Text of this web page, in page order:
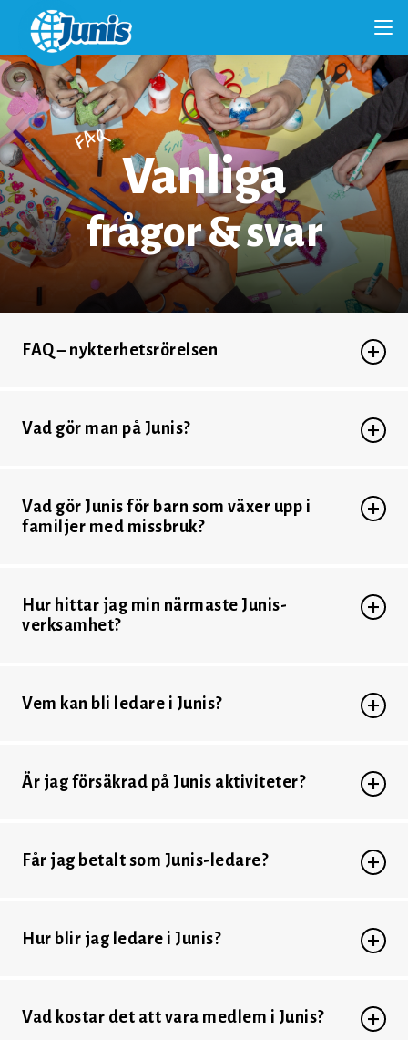
FAQ
Vanliga
frågor & svar
FAQ – nykterhetsrörelsen
Vad gör man på Junis?
Vad gör Junis för barn som växer upp i
familjer med missbruk?
Hur hittar jag min närmaste Junis-
verksamhet?
Vem kan bli ledare i Junis?
Är jag försäkrad på Junis aktiviteter?
Får jag betalt som Junis-ledare?
Hur blir jag ledare i Junis?
Vad kostar det att vara medlem i Junis?